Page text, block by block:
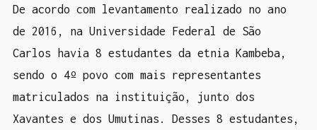
De acordo com levantamento realizado no ano
de 2016, na Universidade Federal de São
Carlos havia 8 estudantes da etnia Kambeba,
sendo o 4º povo com mais representantes
matriculados na instituição, junto dos
Xavantes e dos Umutinas. Desses 8 estudantes,